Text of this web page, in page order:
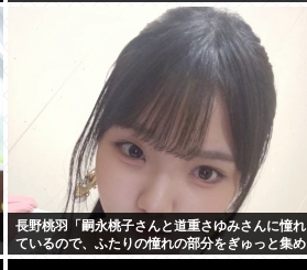
長野桃羽「嗣永桃子さんと道重さゆみさんに憧れ
ているので、ふたりの憧れの部分をぎゅっと集め
た存在になりたいです！」